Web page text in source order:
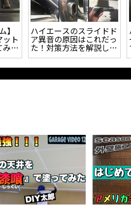
対
とコ
ルっ
？
【ハイエース】車検対応
UIvehicleロングスライ
ドレールをDIYで取付し
たので取付方法について